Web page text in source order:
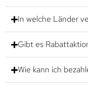
In welche Länder
Gibt es
Wie kann ich